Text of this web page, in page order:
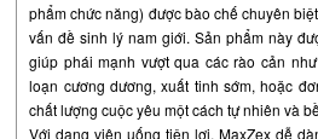
phẩm chức năng) được bào chế chuyên
vấn đề sinh lý nam giới. Sản phẩm này
giúp phái mạnh vượt qua các rào cản
loạn cương dương, xuất tinh sớm, hoặc
chất lượng cuộc yêu một cách tự nhiên và
Với dạng viên uống tiện lợi, MaxZex dễ